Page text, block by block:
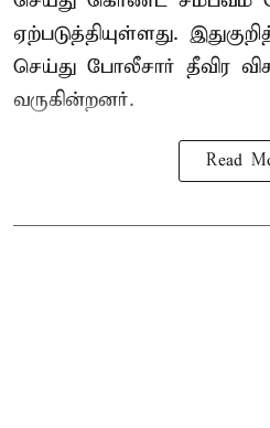
ஏற்படுத்தியுள்ளது.
செய்து போலீசார் தீவிர
வருகின்றனர்.
Read